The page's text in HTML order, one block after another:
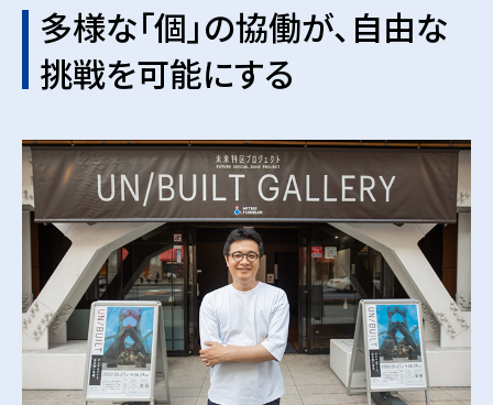
多様な「個」の協働が、自由な
挑戦を可能にする